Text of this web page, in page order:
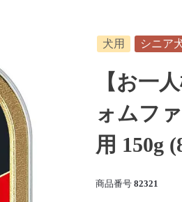
犬用 シニア
【お一
ォムフ
用 150g
商品番号 82321